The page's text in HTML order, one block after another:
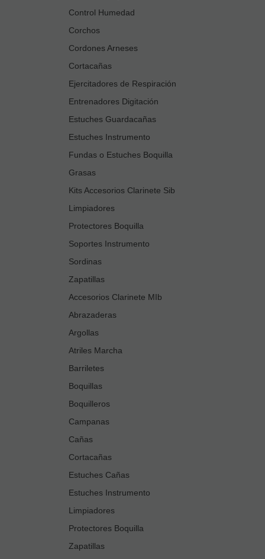
Control Humedad
Corchos
Cordones Arneses
Cortacañas
Ejercitadores de Respiración
Entrenadores Digitación
Estuches Guardacañas
Estuches Instrumento
Fundas o Estuches Boquilla
Grasas
Kits Accesorios Clarinete Sib
Limpiadores
Protectores Boquilla
Soportes Instrumento
Sordinas
Zapatillas
Accesorios Clarinete MIb
Abrazaderas
Argollas
Atriles Marcha
Barriletes
Boquillas
Boquilleros
Campanas
Cañas
Cortacañas
Estuches Cañas
Estuches Instrumento
Limpiadores
Protectores Boquilla
Zapatillas